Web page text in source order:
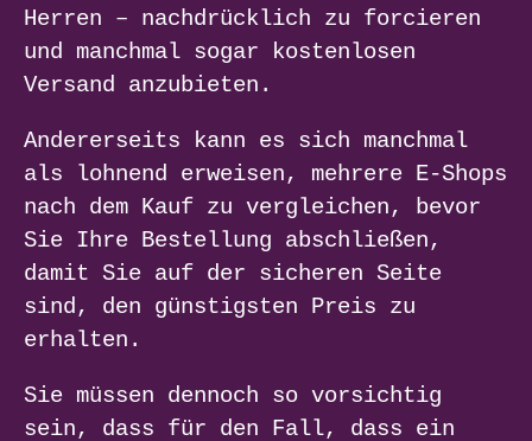
Herren – nachdrücklich zu forcieren
und manchmal sogar kostenlosen
Versand anzubieten.
Andererseits kann es sich manchmal
als lohnend erweisen, mehrere E-Shops
nach dem Kauf zu vergleichen, bevor
Sie Ihre Bestellung abschließen,
damit Sie auf der sicheren Seite
sind, den günstigsten Preis zu
erhalten.
Sie müssen dennoch so vorsichtig
sein, dass für den Fall, dass ein